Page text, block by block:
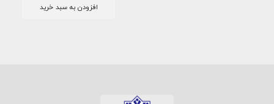
افزودن به سبد خرید